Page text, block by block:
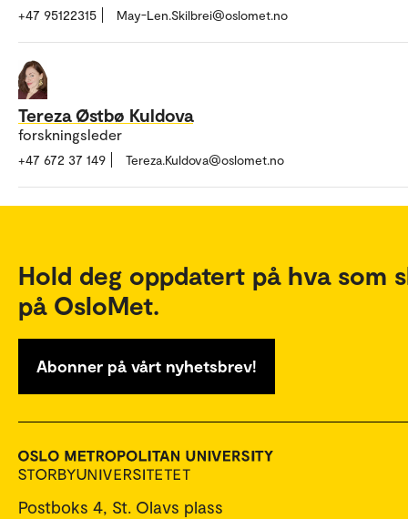
+47 95122315 May-Len.Skilbrei@oslomet.no
Tereza Østbø Kuldova
forskningsleder
+47 672 37 149 Tereza.Kuldova@oslomet.no
Hold deg oppdatert på hva som
på OsloMet.
Abonner på vårt nyhetsbrev!
Postboks 4, St. Olavs plass